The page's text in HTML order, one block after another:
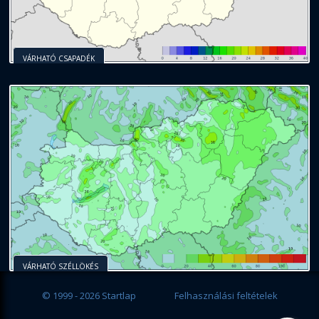
VÁRHATÓ CSAPADÉK
VÁRHATÓ SZÉLLÖKÉS
© 1999 - 2026 Startlap Felhasználási feltételek